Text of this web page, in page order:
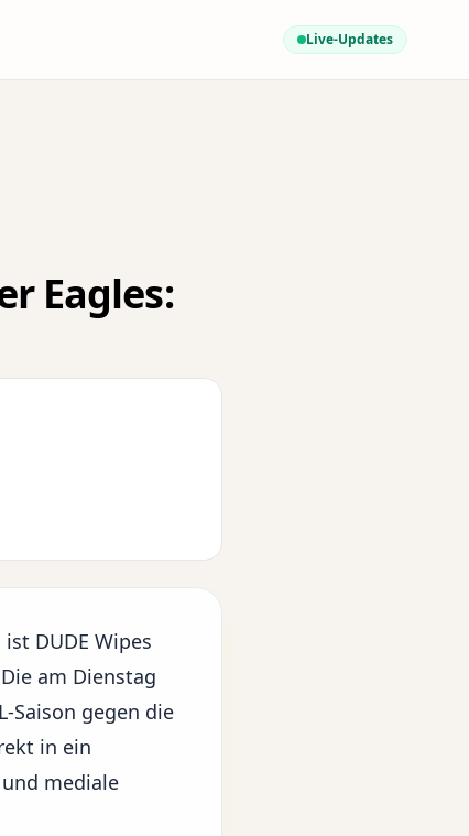
Live-Updates
Eagles:
DUDE Wipes
am Dienstag
Saison gegen die
in ein
mediale